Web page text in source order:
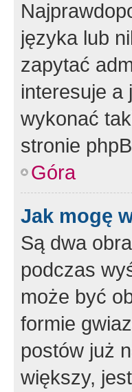
języka lub
zapytać
interesuje a
wykonać
stronie
Góra
Jak mogę
Są dwa
podczas
może być
formie
postów już
większy,